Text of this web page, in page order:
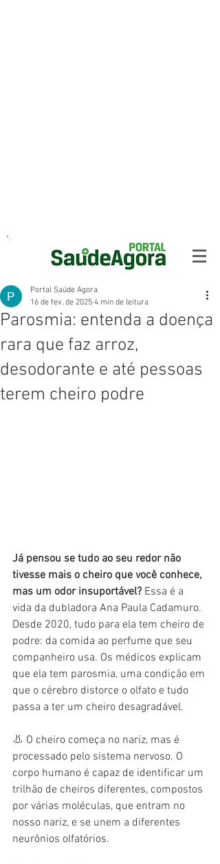
Parosmia: entenda a doença
rara que faz arroz,
desodorante e até pessoas
terem cheiro podre
Portal Saúde Agora
16 de fev. de 2025 4 min de leitura
Já pensou se tudo ao seu redor não
tivesse mais o cheiro que você conhece,
mas um odor insuportável? Essa é a
vida da dubladora Ana Paula Cadamuro.
Desde 2020, tudo para ela tem cheiro de
podre: da comida ao perfume que seu
companheiro usa. Os médicos explicam
que ela tem parosmia, uma condição em
que o cérebro distorce o olfato e tudo
passa a ter um cheiro desagradável.
👃 O cheiro começa no nariz, mas é
processado pelo sistema nervoso. O
corpo humano é capaz de identificar um
trilhão de cheiros diferentes, compostos
por várias moléculas, que entram no
nosso nariz, e se unem a diferentes
neurônios olfatórios.